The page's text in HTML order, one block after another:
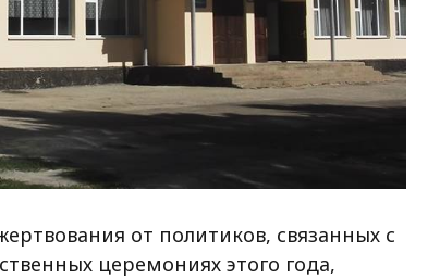
от политиков, связанных с
церемониях этого года,